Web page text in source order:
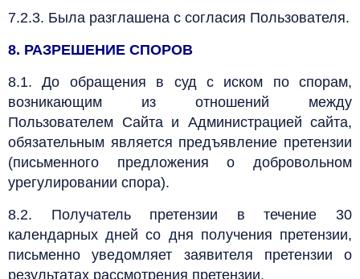
7.2.3. Была разглашена с согласия Пользователя.
8. РАЗРЕШЕНИЕ СПОРОВ
8.1. До обращения в суд с иском по спорам,
возникающим из отношений между
Пользователем Сайта и Администрацией сайта,
обязательным является предъявление претензии
(письменного предложения о добровольном
урегулировании спора).
8.2. Получатель претензии в течение 30
календарных дней со дня получения претензии,
письменно уведомляет заявителя претензии о
результатах рассмотрения претензии.